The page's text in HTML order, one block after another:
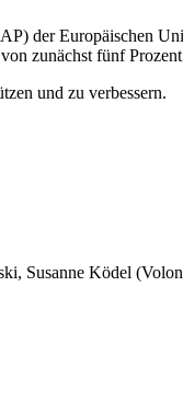
der Europäischen
zunächst fünf
und zu verbessern.
Susanne Ködel